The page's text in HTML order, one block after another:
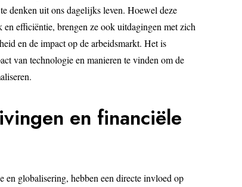
denken uit ons dagelijks leven. Hoewel deze
efficiëntie, brengen ze ook uitdagingen met zich
en de impact op de arbeidsmarkt. Het is
van technologie en manieren te vinden om de
en financiële
en globalisering, hebben een directe invloed op